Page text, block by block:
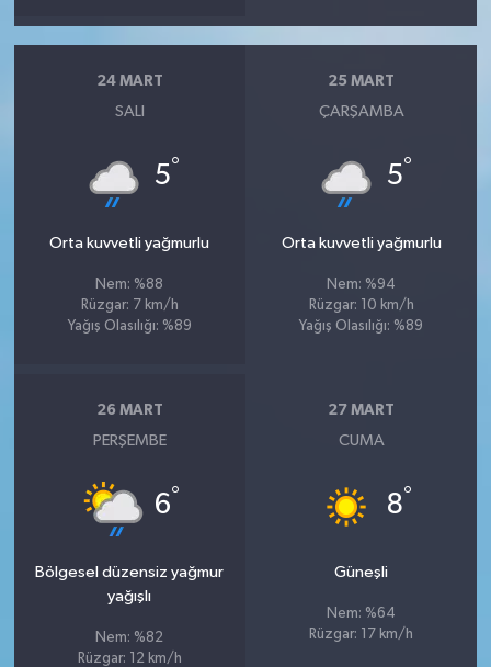
24 MART
SALI
5°
Orta kuvvetli yağmurlu
Nem: %88
Rüzgar: 7 km/h
Yağış Olasılığı: %89
25 MART
ÇARŞAMBA
5°
Orta kuvvetli yağmurlu
Nem: %94
Rüzgar: 10 km/h
Yağış Olasılığı: %89
26 MART
PERŞEMBE
6°
Bölgesel düzensiz yağmur
yağışlı
Nem: %82
Rüzgar: 12 km/h
27 MART
CUMA
8°
Güneşli
Nem: %64
Rüzgar: 17 km/h